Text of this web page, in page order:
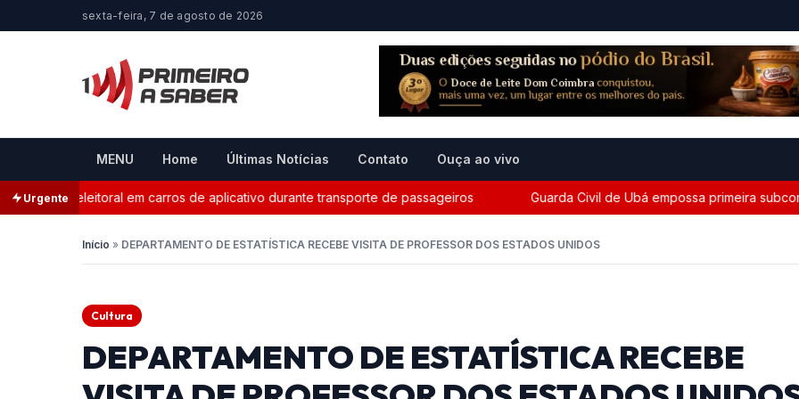
sexta-feira, 7 de agosto de 2026
MENU Home Últimas Notícias Contato Ouça ao vivo
Urgenteeleitoral em carros de aplicativo durante transporte de passageiros Guarda Civil de Ubá empossa primeira
Início » DEPARTAMENTO DE ESTATÍSTICA RECEBE VISITA DE PROFESSOR DOS ESTADOS UNIDOS
Cultura
DEPARTAMENTO DE ESTATÍSTICA RECEBE